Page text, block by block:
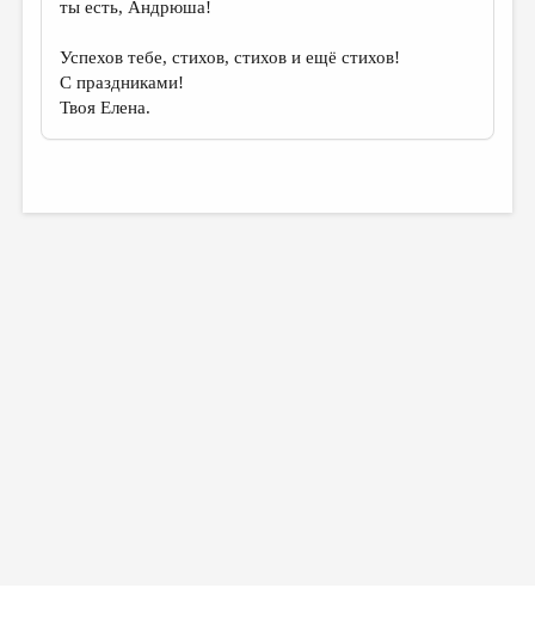
ты есть, Андрюша!
Успехов тебе, стихов, стихов и ещё стихов!
С праздниками!
Твоя Елена.